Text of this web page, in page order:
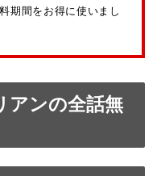
期間をお得に使いまし
アンの全話無